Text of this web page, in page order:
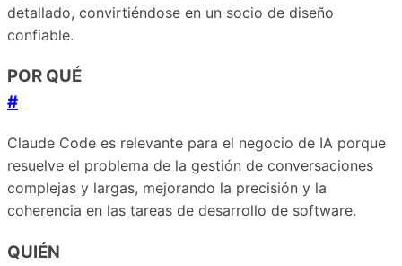
detallado, convirtiéndose en un socio de diseño
confiable.
POR QUÉ
#
Claude Code es relevante para el negocio de IA porque
resuelve el problema de la gestión de conversaciones
complejas y largas, mejorando la precisión y la
coherencia en las tareas de desarrollo de software.
QUIÉN